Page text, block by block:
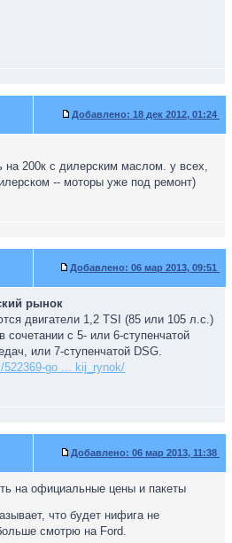
Добавлено: 18 дек 2012, 01:24
на 200к с дилерским маслом. у всех,
-- моторы уже под ремонт)
Добавлено: 06 мар 2013, 09:51
рынок
двигатели 1,2 TSI (85 или 105 л.с.)
с 5- или 6-ступенчатой
или 7-ступенчатой DSG.
522369-go ... kij_rynok/
Добавлено: 06 мар 2013, 11:38
на официальные цены и пакеты
что будет нифига не
смотрю на Ford.